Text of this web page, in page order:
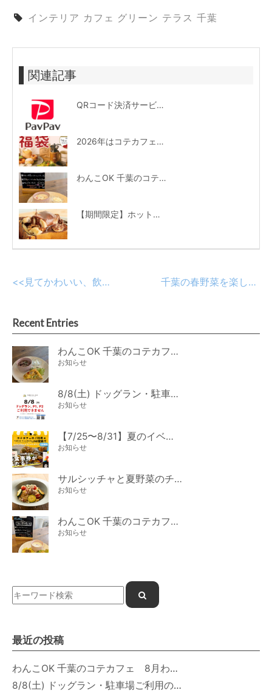
インテリア カフェ グリーン テラス 千葉
関連記事
QRコード決済サービス「PayPay」導入のご案内
2026年はコテカフェ初の福袋を数量限定販売！
わんこOK 千葉のコテカフェ 4月わんこの日 春キャベツとトマトのショートパスタ
【期間限定】ホットチョコレートトースト新登場♪
千葉の春野菜を楽しむ新パスタランチ登場♪
<< 見てかわいい、飲んで幸せ♪ カシスソルベソーダ＆自家製フルーツサングリア
Recent Entries
わんこOK 千葉のコテカフェ 8月わんこの日 オートミールdeローストビーフライス
お知らせ
8/8(土) ドッグラン・駐車場ご利用のお知らせ
お知らせ
【7/25〜8/31】夏のイベント開催
お知らせ
サルシッチャと夏野菜のチーズパスタ期間限定新メニュー登場！
お知らせ
わんこOK 千葉のコテカフェ 7月わんこの日 白身魚とカラフルやさいのオムレツ
お知らせ
最近の投稿
わんこOK 千葉のコテカフェ 8月わんこの日 オートミールdeローストビーフライス
8/8(土) ドッグラン・駐車場ご利用のお知らせ